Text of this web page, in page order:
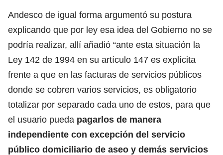
Andesco de igual forma argumentó su postura
explicando que por ley esa idea del Gobierno no se
podría realizar, allí añadió “ante esta situación la
Ley 142 de 1994 en su artículo 147 es explícita
frente a que en las facturas de servicios públicos
donde se cobren varios servicios, es obligatorio
totalizar por separado cada uno de estos, para que
el usuario pueda pagarlos de manera
independiente con excepción del servicio
público domiciliario de aseo y demás servicios